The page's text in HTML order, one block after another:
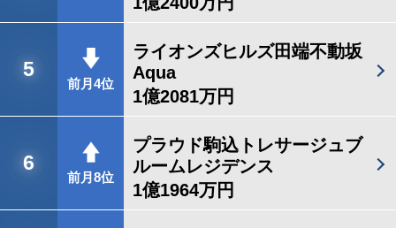
5
前月4位
ライオンズヒルズ田端不動坂
Aqua
1億2081万円
6
前月8位
プラウド駒込トレサージュブ
ルームレジデンス
1億1964万円